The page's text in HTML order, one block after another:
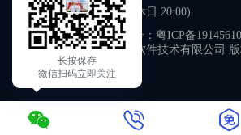
工作日 09:00-21:00 (双休日 20:00)
备案号： 粤ICP备
广州微企软件技术有限公司
长按保存
微信扫码立即关注